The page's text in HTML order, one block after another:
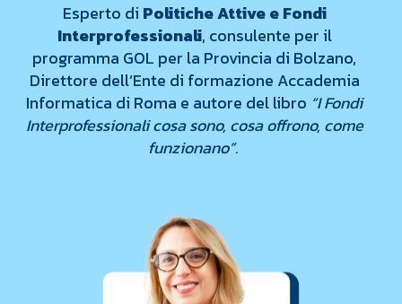
Esperto di Politiche Attive e Fondi
Interprofessionali, consulente per il
programma GOL per la Provincia di Bolzano,
Direttore dell’Ente di formazione Accademia
Informatica di Roma e autore del libro “I Fondi
Interprofessionali cosa sono, cosa offrono, come
funzionano”.